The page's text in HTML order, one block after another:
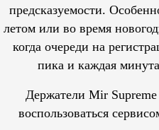
предсказуемости.
летом или во время
когда очереди на
пика и каждая
Держатели Mir
воспользоваться